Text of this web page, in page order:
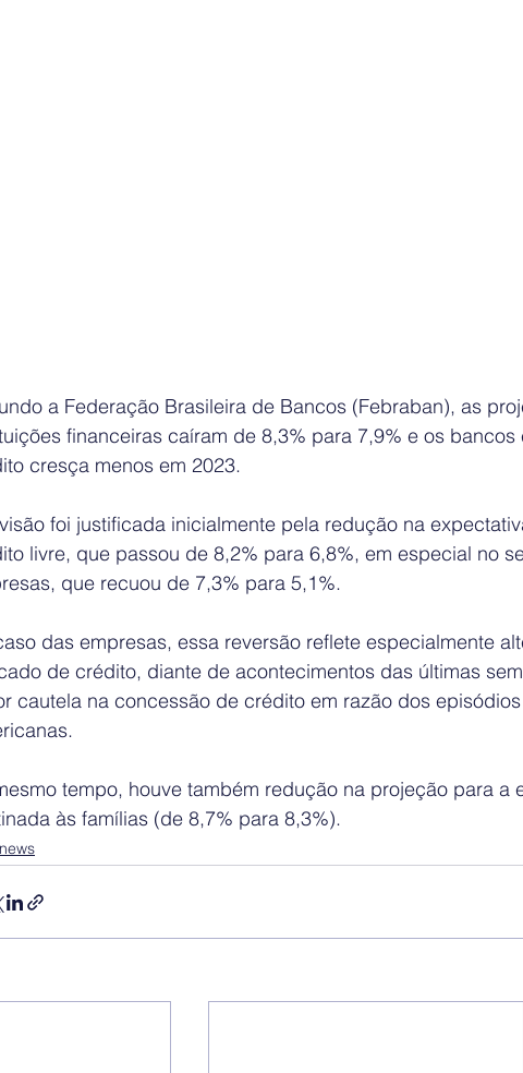
a Federação Brasileira de Bancos (Febraban), as
financeiras caíram de 8,3% para 7,9% e os
cresça menos em 2023.
foi justificada inicialmente pela redução na
livre, que passou de 8,2% para 6,8%, em especial no
que recuou de 7,3% para 5,1%.
das empresas, essa reversão reflete especialmente
de crédito, diante de acontecimentos das últimas
cautela na concessão de crédito em razão dos
tempo, houve também redução na projeção para a
às famílias (de 8,7% para 8,3%).